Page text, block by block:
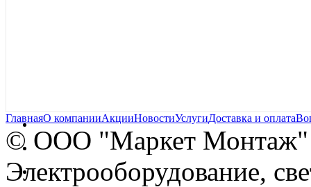
ГлавнаяО компанииАкцииНовостиУслугиДоставка и оплата
© OOO "Маркет Монтаж"
Электрооборудование,